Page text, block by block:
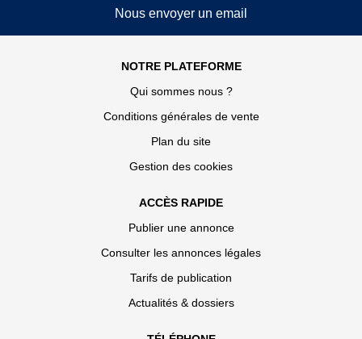
Nous envoyer un email
NOTRE PLATEFORME
Qui sommes nous ?
Conditions générales de vente
Plan du site
Gestion des cookies
ACCÈS RAPIDE
Publier une annonce
Consulter les annonces légales
Tarifs de publication
Actualités & dossiers